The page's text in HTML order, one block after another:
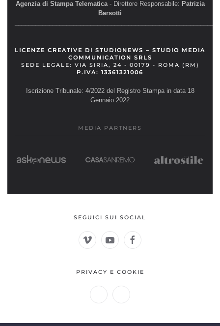
Agenzia di Stampa Telematica- Direttore Responsabile: Patrizia
Barsotti
LICENZE CREATIVE DI STUDIONEWS – STUDIO MEDIA
COMMUNICATION SRLS
SEDE LEGALE: VIA SIRIA, 24 - 00179 - ROMA (RM)
P.IVA: 13361321006
Iscrizione Tribunale: 4/2022 del Registro Stampa in data 18
Gennaio 2022
MEDIA PARTNERS
SEGUICI SUI SOCIAL
PRIVACY E COOKIE